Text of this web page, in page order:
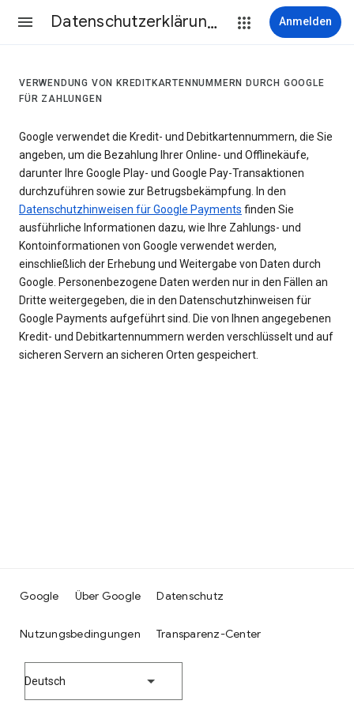
Datenschutzerklärung & Nutzungsbedingungen Anmelden
VERWENDUNG VON KREDITKARTENNUMMERN DURCH GOOGLE
FÜR ZAHLUNGEN
Google verwendet die Kredit- und Debitkartennummern, die Sie
angeben, um die Bezahlung Ihrer Online- und Offlinekäufe,
darunter Ihre Google Play- und Google Pay-Transaktionen
durchzuführen sowie zur Betrugsbekämpfung. In den
Datenschutzhinweisen für Google Payments finden Sie
ausführliche Informationen dazu, wie Ihre Zahlungs- und
Kontoinformationen von Google verwendet werden,
einschließlich der Erhebung und Weitergabe von Daten durch
Google. Personenbezogene Daten werden nur in den Fällen an
Dritte weitergegeben, die in den Datenschutzhinweisen für
Google Payments aufgeführt sind. Die von Ihnen angegebenen
Kredit- und Debitkartennummern werden verschlüsselt und auf
sicheren Servern an sicheren Orten gespeichert.
Google Über Google Datenschutz
Nutzungsbedingungen Transparenz-Center
Deutsch